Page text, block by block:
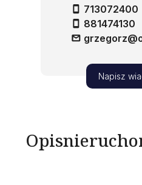
713072400
881474130
Napisz
Opis